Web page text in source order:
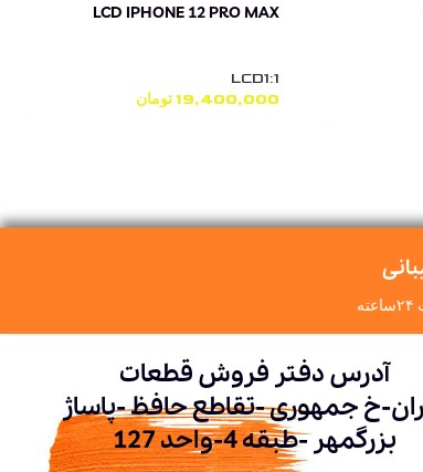
LCD IPHONE 12 PRO MAX
LCD1:1
19,400,000تومان
آدرس دفتر فروش قطعات
خ جمهوری -تقاطع حافظ -پاساژ
بزرگمهر -طبقه 4-واحد 127